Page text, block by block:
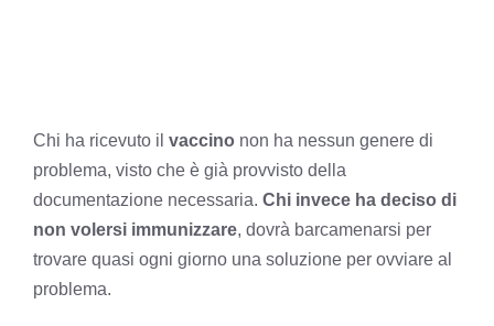
Chi ha ricevuto il vaccino non ha nessun genere di
problema, visto che è già provvisto della
documentazione necessaria. Chi invece ha deciso di
non volersi immunizzare, dovrà barcamenarsi per
trovare quasi ogni giorno una soluzione per ovviare al
problema.